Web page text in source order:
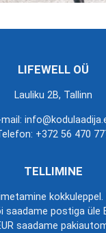
LIFEWELL OÜ
Lauliku 2B, Tallinn
mail:
+372 56 470
TELLIMINE
saadame postiga üle
saadame